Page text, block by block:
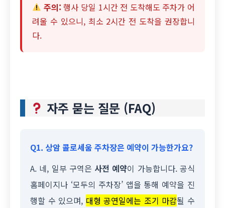
주의: 행사 당일 1시간 전 도착해도 주차가 어
려울 수 있으니, 최소 2시간 전 도착을 권장합니
다.
자주 묻는 질문 (FAQ)
Q1. 상암 콜로세움 주차장은 예약이 가능한가요?
A. 네, 일부 구역은 사전 예약이 가능합니다. 공식
홈페이지나 ‘모두의 주차장’ 앱을 통해 예약을 진
행할 수 있으며, 대형 공연일에는 조기 마감될 수